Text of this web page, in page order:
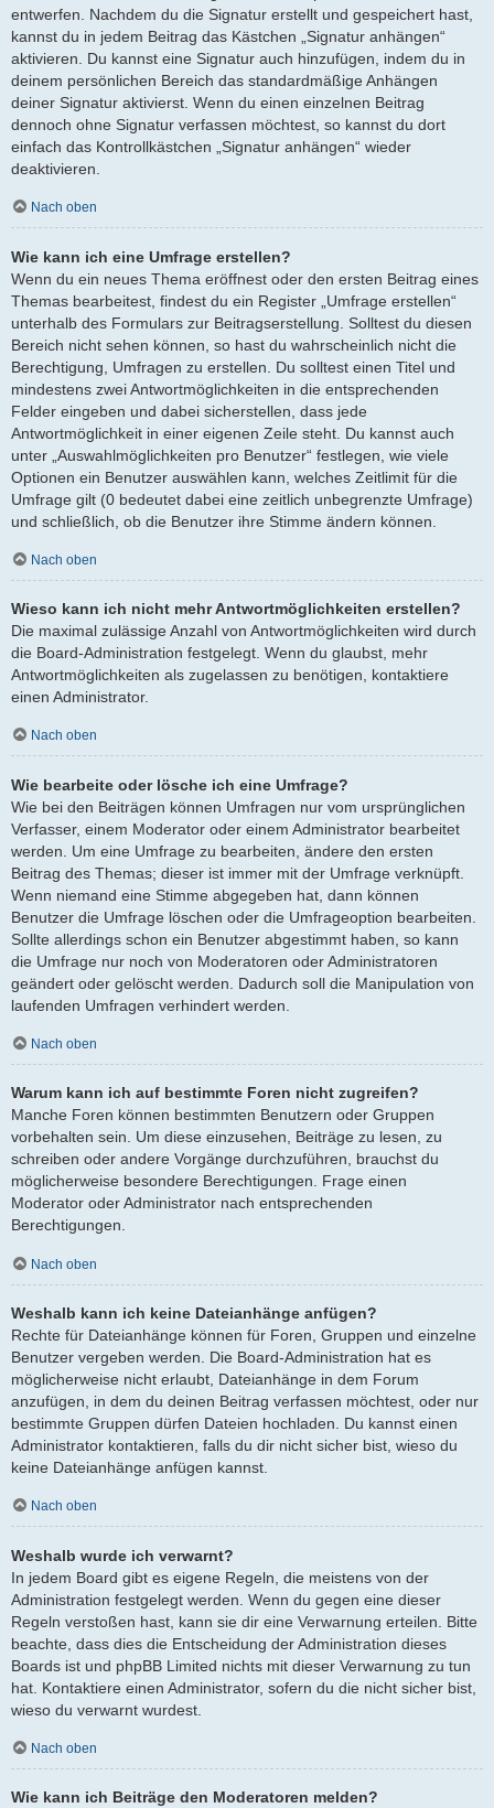
entwerfen. Nachdem du die Signatur erstellt und gespeichert hast,
kannst du in jedem Beitrag das Kästchen „Signatur anhängen“
aktivieren. Du kannst eine Signatur auch hinzufügen, indem du in
deinem persönlichen Bereich das standardmäßige Anhängen
deiner Signatur aktivierst. Wenn du einen einzelnen Beitrag
dennoch ohne Signatur verfassen möchtest, so kannst du dort
einfach das Kontrollkästchen „Signatur anhängen“ wieder
deaktivieren.
Nach oben
Wie kann ich eine Umfrage erstellen?
Wenn du ein neues Thema eröffnest oder den ersten Beitrag eines
Themas bearbeitest, findest du ein Register „Umfrage erstellen“
unterhalb des Formulars zur Beitragserstellung. Solltest du diesen
Bereich nicht sehen können, so hast du wahrscheinlich nicht die
Berechtigung, Umfragen zu erstellen. Du solltest einen Titel und
mindestens zwei Antwortmöglichkeiten in die entsprechenden
Felder eingeben und dabei sicherstellen, dass jede
Antwortmöglichkeit in einer eigenen Zeile steht. Du kannst auch
unter „Auswahlmöglichkeiten pro Benutzer“ festlegen, wie viele
Optionen ein Benutzer auswählen kann, welches Zeitlimit für die
Umfrage gilt (0 bedeutet dabei eine zeitlich unbegrenzte Umfrage)
und schließlich, ob die Benutzer ihre Stimme ändern können.
Nach oben
Wieso kann ich nicht mehr Antwortmöglichkeiten erstellen?
Die maximal zulässige Anzahl von Antwortmöglichkeiten wird durch
die Board-Administration festgelegt. Wenn du glaubst, mehr
Antwortmöglichkeiten als zugelassen zu benötigen, kontaktiere
einen Administrator.
Nach oben
Wie bearbeite oder lösche ich eine Umfrage?
Wie bei den Beiträgen können Umfragen nur vom ursprünglichen
Verfasser, einem Moderator oder einem Administrator bearbeitet
werden. Um eine Umfrage zu bearbeiten, ändere den ersten
Beitrag des Themas; dieser ist immer mit der Umfrage verknüpft.
Wenn niemand eine Stimme abgegeben hat, dann können
Benutzer die Umfrage löschen oder die Umfrageoption bearbeiten.
Sollte allerdings schon ein Benutzer abgestimmt haben, so kann
die Umfrage nur noch von Moderatoren oder Administratoren
geändert oder gelöscht werden. Dadurch soll die Manipulation von
laufenden Umfragen verhindert werden.
Nach oben
Warum kann ich auf bestimmte Foren nicht zugreifen?
Manche Foren können bestimmten Benutzern oder Gruppen
vorbehalten sein. Um diese einzusehen, Beiträge zu lesen, zu
schreiben oder andere Vorgänge durchzuführen, brauchst du
möglicherweise besondere Berechtigungen. Frage einen
Moderator oder Administrator nach entsprechenden
Berechtigungen.
Nach oben
Weshalb kann ich keine Dateianhänge anfügen?
Rechte für Dateianhänge können für Foren, Gruppen und einzelne
Benutzer vergeben werden. Die Board-Administration hat es
möglicherweise nicht erlaubt, Dateianhänge in dem Forum
anzufügen, in dem du deinen Beitrag verfassen möchtest, oder nur
bestimmte Gruppen dürfen Dateien hochladen. Du kannst einen
Administrator kontaktieren, falls du dir nicht sicher bist, wieso du
keine Dateianhänge anfügen kannst.
Nach oben
Weshalb wurde ich verwarnt?
In jedem Board gibt es eigene Regeln, die meistens von der
Administration festgelegt werden. Wenn du gegen eine dieser
Regeln verstoßen hast, kann sie dir eine Verwarnung erteilen. Bitte
beachte, dass dies die Entscheidung der Administration dieses
Boards ist und phpBB Limited nichts mit dieser Verwarnung zu tun
hat. Kontaktiere einen Administrator, sofern du die nicht sicher bist,
wieso du verwarnt wurdest.
Nach oben
Wie kann ich Beiträge den Moderatoren melden?